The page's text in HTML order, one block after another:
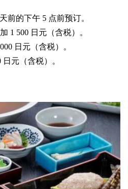
的下午 5 点前预订。
500 日元（含税）。
日元（含税）。
元（含税）。